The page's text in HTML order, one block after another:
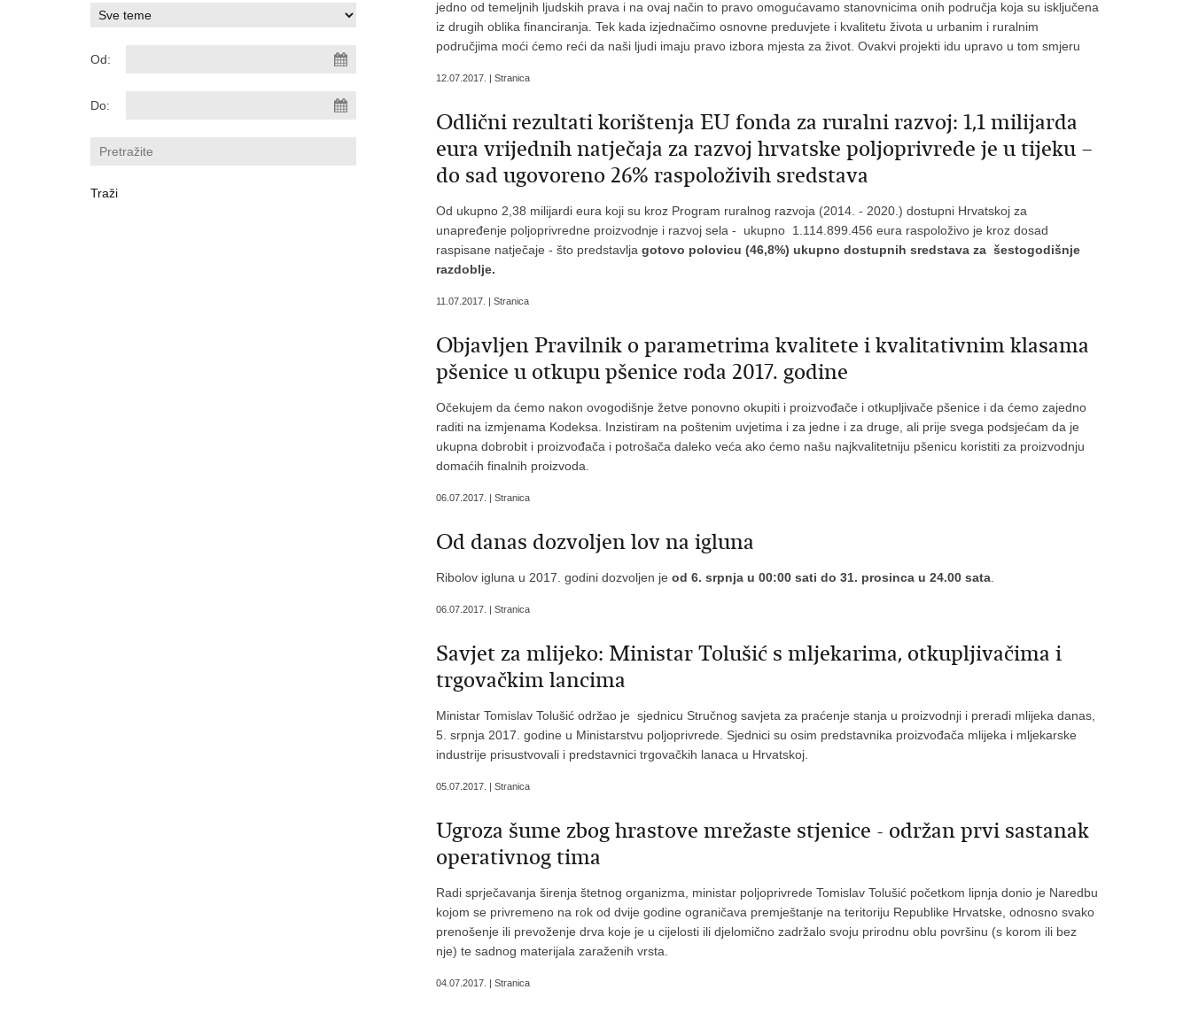
Od:
Do:
jedno od temeljnih ljudskih prava i na ovaj način to pravo omogućavamo stanovnicima onih područja koja su isključena
iz drugih oblika financiranja. Tek kada izjednačimo osnovne preduvjete i kvalitetu života u urbanim i ruralnim
područjima moći ćemo reći da naši ljudi imaju pravo izbora mjesta za život. Ovakvi projekti idu upravo u tom smjeru
12.07.2017. | Stranica
Odlični rezultati korištenja EU fonda za ruralni razvoj: 1,1 milijarda
eura vrijednih natječaja za razvoj hrvatske poljoprivrede je u tijeku –
do sad ugovoreno 26% raspoloživih sredstava
Od ukupno 2,38 milijardi eura koji su kroz Program ruralnog razvoja (2014. - 2020.) dostupni Hrvatskoj za
unapređenje poljoprivredne proizvodnje i razvoj sela - ukupno 1.114.899.456 eura raspoloživo je kroz dosad
raspisane natječaje - što predstavlja gotovo polovicu (46,8%) ukupno dostupnih sredstava za šestogodišnje
razdoblje.
11.07.2017. | Stranica
Objavljen Pravilnik o parametrima kvalitete i kvalitativnim klasama
pšenice u otkupu pšenice roda 2017. godine
Očekujem da ćemo nakon ovogodišnje žetve ponovno okupiti i proizvođače i otkupljivače pšenice i da ćemo zajedno
raditi na izmjenama Kodeksa. Inzistiram na poštenim uvjetima i za jedne i za druge, ali prije svega podsjećam da je
ukupna dobrobit i proizvođača i potrošača daleko veća ako ćemo našu najkvalitetniju pšenicu koristiti za proizvodnju
domaćih finalnih proizvoda.
06.07.2017. | Stranica
Od danas dozvoljen lov na igluna
Ribolov igluna u 2017. godini dozvoljen je od 6. srpnja u 00:00 sati do 31. prosinca u 24.00 sata
06.07.2017. | Stranica
Savjet za mlijeko: Ministar Tolušić s mljekarima, otkupljivačima i
trgovačkim lancima
Ministar Tomislav Tolušić održao je sjednicu Stručnog savjeta za praćenje stanja u proizvodnji i preradi mlijeka danas,
5. srpnja 2017. godine u Ministarstvu poljoprivrede. Sjednici su osim predstavnika proizvođača mlijeka i mljekarske
industrije prisustvovali i predstavnici trgovačkih lanaca u Hrvatskoj.
05.07.2017. | Stranica
Ugroza šume zbog hrastove mrežaste stjenice - održan prvi sastanak
operativnog tima
Radi sprječavanja širenja štetnog organizma, ministar poljoprivrede Tomislav Tolušić početkom lipnja donio je Naredbu
kojom se privremeno na rok od dvije godine ograničava premještanje na teritoriju Republike Hrvatske, odnosno svako
prenošenje ili prevoženje drva koje je u cijelosti ili djelomično zadržalo svoju prirodnu oblu površinu (s korom ili bez
nje) te sadnog materijala zaraženih vrsta.
04.07.2017. | Stranica